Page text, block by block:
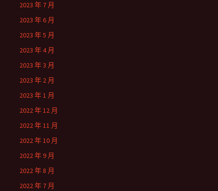
2023 年 7 月
2023 年 6 月
2023 年 5 月
2023 年 4 月
2023 年 3 月
2023 年 2 月
2023 年 1 月
2022 年 12 月
2022 年 11 月
2022 年 10 月
2022 年 9 月
2022 年 8 月
2022 年 7 月